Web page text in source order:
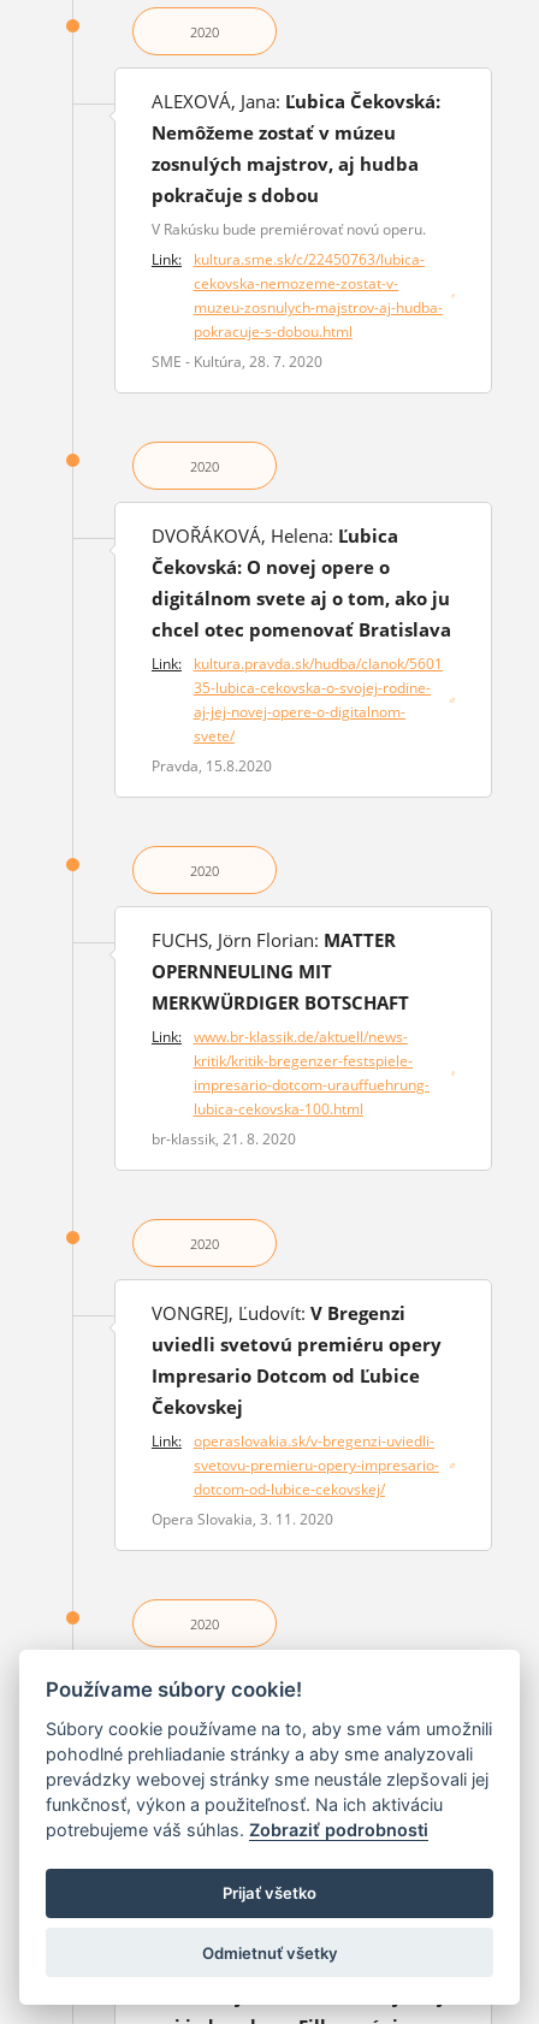
2020
ALEXOVÁ, Jana: Ľubica Čekovská:
Nemôžeme zostať v múzeu
zosnulých majstrov, aj hudba
pokračuje s dobou
V Rakúsku bude premiérovať novú operu.
Link:
kultura.sme.sk/c/22450763/lubica-
cekovska-nemozeme-zostat-v-
muzeu-zosnulych-majstrov-aj-hudba-
pokracuje-s-dobou.html
(otvorí sa v novom okne)
SME - Kultúra, 28. 7. 2020
2020
DVOŘÁKOVÁ, Helena: Ľubica
Čekovská: O novej opere o
digitálnom svete aj o tom, ako ju
chcel otec pomenovať Bratislava
Link:
kultura.pravda.sk/hudba/clanok/5601
35-lubica-cekovska-o-svojej-rodine-
aj-jej-novej-opere-o-digitalnom-
svete/
(otvorí sa v novom okne)
Pravda, 15.8.2020
2020
FUCHS, Jörn Florian: MATTER
OPERNNEULING MIT
MERKWÜRDIGER BOTSCHAFT
Link: www.br-klassik.de/aktuell/news-
kritik/kritik-bregenzer-festspiele-
impresario-dotcom-urauffuehrung-
lubica-cekovska-100.html
(otvorí sa v novom okne)
br-klassik, 21. 8. 2020
2020
VONGREJ, Ľudovít: V Bregenzi
uviedli svetovú premiéru opery
Impresario Dotcom od Ľubice
Čekovskej
Link: operaslovakia.sk/v-bregenzi-uviedli-
svetovu-premieru-opery-impresario-
dotcom-od-lubice-cekovskej/
(otvorí sa v novom okne)
Opera Slovakia, 3. 11. 2020
2020
BAYER, Robert:"Veselosť má svoje
korene často vo veľkom smútku"
[rozhovor]
Hudobný život, 2020, roč. 52, č. 11, s. 14 – 15
HILBERTOVÁ, Martina:
Používame súbory cookie!
Súbory cookie používame na to, aby sme vám umožnili
pohodlné prehliadanie stránky a aby sme analyzovali
prevádzky webovej stránky sme neustále zlepšovali jej
funkčnosť, výkon a použiteľnosť. Na ich aktiváciu
potrebujeme váš súhlas.Zobraziť podrobnosti
Prijať všetko
Odmietnuť všetky